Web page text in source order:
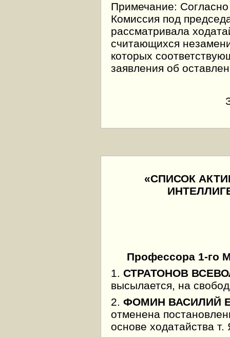
Примечание:
Комиссия под
рассматривала
считающихся
которых
заявления об
«СПИСОК
Профессора 1-го
1. СТРАТОНОВ
высылается, на
2. ФОМИН ВАСИЛИЙ
отменена
основе ходатайства